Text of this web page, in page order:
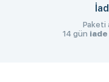
Paketi
14 gün iade